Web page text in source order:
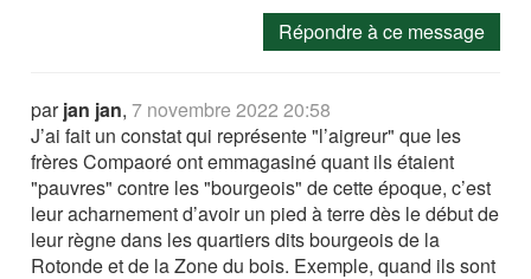
Répondre à ce message
parjan jan,7 novembre 2022 20:58
J’ai fait un constat qui représente "l’aigreur" que les
frères Compaoré ont emmagasiné quant ils étaient
"pauvres" contre les "bourgeois" de cette époque, c’est
leur acharnement d’avoir un pied à terre dès le début de
leur règne dans les quartiers dits bourgeois de la
Rotonde et de la Zone du bois. Exemple, quand ils sont